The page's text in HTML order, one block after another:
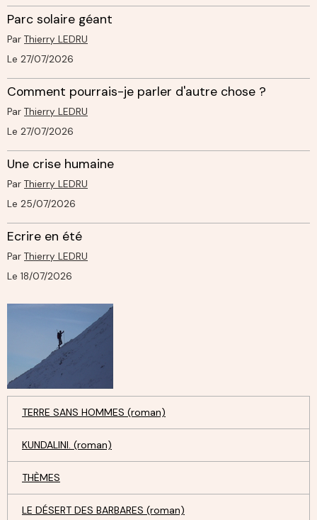
Parc solaire géant
Par Thierry LEDRU
Le 27/07/2026
Comment pourrais-je parler d'autre chose ?
Par Thierry LEDRU
Le 27/07/2026
Une crise humaine
Par Thierry LEDRU
Le 25/07/2026
Ecrire en été
Par Thierry LEDRU
Le 18/07/2026
TERRE SANS HOMMES (roman)
KUNDALINI. (roman)
THÈMES
LE DÉSERT DES BARBARES (roman)